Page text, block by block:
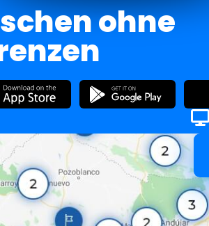
ohne